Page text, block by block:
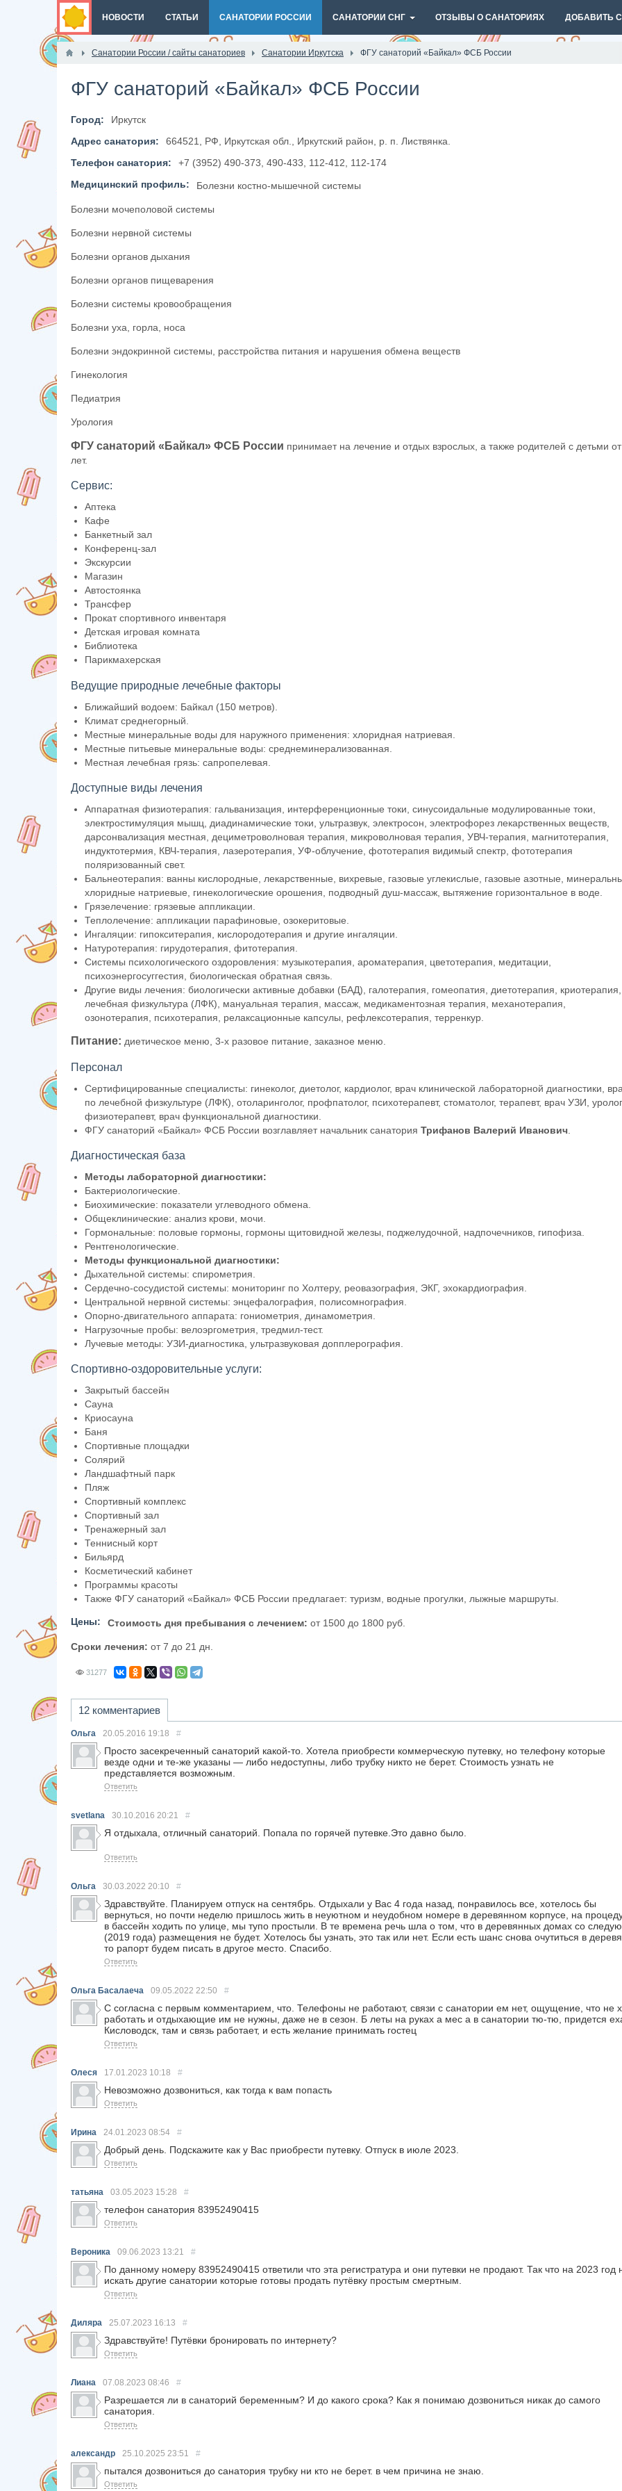
НОВОСТИ СТАТЬИ САНАТОРИИ РОССИИ САНАТОРИИ СНГ ОТЗЫВЫ О САНАТОРИЯХ ДОБАВИТЬ
Санатории России / сайты санаториев Санатории Иркутска ФГУ санаторий «Байкал» ФСБ России
ФГУ санаторий «Байкал» ФСБ России
Город:
Иркутск
Адрес санатория:
664521, РФ, Иркутская обл., Иркутский район, р. п. Листвянка.
Телефон санатория:
+7 (3952) 490-373, 490-433, 112-412, 112-174
Медицинский профиль:
Болезни костно-мышечной системы
Болезни мочеполовой системы
Болезни нервной системы
Болезни органов дыхания
Болезни органов пищеварения
Болезни системы кровообращения
Болезни уха, горла, носа
Болезни эндокринной системы, расстройства питания и нарушения обмена веществ
Гинекология
Педиатрия
Урология
ФГУ санаторий «Байкал» ФСБ России принимает на лечение и отдых взрослых, а также родителей с детьми
лет.
Сервис:
Аптека
Кафе
Банкетный зал
Конференц-зал
Экскурсии
Магазин
Автостоянка
Трансфер
Прокат спортивного инвентаря
Детская игровая комната
Библиотека
Парикмахерская
Ведущие природные лечебные факторы
Ближайший водоем: Байкал (150 метров).
Климат среднегорный.
Местные минеральные воды для наружного применения: хлоридная натриевая.
Местные питьевые минеральные воды: среднеминерализованная.
Местная лечебная грязь: сапропелевая.
Доступные виды лечения
Аппаратная физиотерапия: гальванизация, интерференционные токи, синусоидальные модулированные токи,
электростимуляция мышц, диадинамические токи, ультразвук, электросон, электрофорез лекарственных веществ,
дарсонвализация местная, дециметроволновая терапия, микроволновая терапия, УВЧ-терапия, магнитотерапия,
индуктотермия, КВЧ-терапия, лазеротерапия, УФ-облучение, фототерапия видимый спектр, фототерапия
поляризованный свет.
Бальнеотерапия: ванны кислородные, лекарственные, вихревые, газовые углекислые, газовые азотные,
хлоридные натриевые, гинекологические орошения, подводный душ-массаж, вытяжение горизонтальное в воде.
Грязелечение: грязевые аппликации.
Теплолечение: аппликации парафиновые, озокеритовые.
Ингаляции: гипокситерапия, кислородотерапия и другие ингаляции.
Натуротерапия: гирудотерапия, фитотерапия.
Системы психологического оздоровления: музыкотерапия, ароматерапия, цветотерапия, медитации,
психоэнергосуггестия, биологическая обратная связь.
Другие виды лечения: биологически активные добавки (БАД), галотерапия, гомеопатия, диетотерапия, криотерапия,
лечебная физкультура (ЛФК), мануальная терапия, массаж, медикаментозная терапия, механотерапия,
озонотерапия, психотерапия, релаксационные капсулы, рефлексотерапия, терренкур.
Питание: диетическое меню, 3-х разовое питание, заказное меню.
Персонал
Сертифицированные специалисты: гинеколог, диетолог, кардиолог, врач клинической лабораторной диагностики,
по лечебной физкультуре (ЛФК), отоларинголог, профпатолог, психотерапевт, стоматолог, терапевт, врач УЗИ,
физиотерапевт, врач функциональной диагностики.
ФГУ санаторий «Байкал» ФСБ России возглавляет начальник санатория Трифанов Валерий Иванович
Диагностическая база
Методы лабораторной диагностики:
Бактериологические.
Биохимические: показатели углеводного обмена.
Общеклинические: анализ крови, мочи.
Гормональные: половые гормоны, гормоны щитовидной железы, поджелудочной, надпочечников, гипофиза.
Рентгенологические.
Методы функциональной диагностики:
Дыхательной системы: спирометрия.
Сердечно-сосудистой системы: мониторинг по Холтеру, реовазография, ЭКГ, эхокардиография.
Центральной нервной системы: энцефалография, полисомнография.
Опорно-двигательного аппарата: гониометрия, динамометрия.
Нагрузочные пробы: велоэргометрия, тредмил-тест.
Лучевые методы: УЗИ-диагностика, ультразвуковая допплерография.
Спортивно-оздоровительные услуги:
Закрытый бассейн
Сауна
Криосауна
Баня
Спортивные площадки
Солярий
Ландшафтный парк
Пляж
Спортивный комплекс
Спортивный зал
Тренажерный зал
Теннисный корт
Бильярд
Косметический кабинет
Программы красоты
Также ФГУ санаторий «Байкал» ФСБ России предлагает: туризм, водные прогулки, лыжные маршруты.
Цены: Стоимость дня пребывания с лечением: от 1500 до 1800 руб.
Сроки лечения: от 7 до 21 дн.
31277
12 комментариев
Ольга 20.05.2016 19:18 #
Просто засекреченный санаторий какой-то. Хотела приобрести коммерческую путевку, но телефону которые
везде одни и те-же указаны — либо недоступны, либо трубку никто не берет. Стоимость узнать не
представляется возможным.
Ответить
svetlana 30.10.2016 20:21 #
Я отдыхала, отличный санаторий. Попала по горячей путевке.Это давно было.
Ответить
Ольга 30.03.2022 20:10 #
Здравствуйте. Планируем отпуск на сентябрь. Отдыхали у Вас 4 года назад, понравилось все, хотелось бы
вернуться, но почти неделю пришлось жить в неуютном и неудобном номере в деревянном корпусе, на
в бассейн ходить по улице, мы тупо простыли. В те времена речь шла о том, что в деревянных домах со
(2019 года) размещения не будет. Хотелось бы узнать, это так или нет. Если есть шанс снова очутиться в
то рапорт будем писать в другое место. Спасибо.
Ответить
Ольга Басалаеча 09.05.2022 22:50 #
С согласна с первым комментарием, что. Телефоны не работают, связи с санатории ем нет, ощущение, что не
работать и отдыхающие им не нужны, даже не в сезон. Б леты на руках а мес а в санатории тю-тю, придется
Кисловодск, там и связь работает, и есть желание принимать гостец
Ответить
Олеся 17.01.2023 10:18 #
Невозможно дозвониться, как тогда к вам попасть
Ответить
Ирина 24.01.2023 08:54 #
Добрый день. Подскажите как у Вас приобрести путевку. Отпуск в июле 2023.
Ответить
татьяна 03.05.2023 15:28 #
телефон санатория 83952490415
Ответить
Вероника 09.06.2023 13:21 #
По данному номеру 83952490415 ответили что эта регистратура и они путевки не продают. Так что на 2023 год
искать другие санатории которые готовы продать путёвку простым смертным.
Ответить
Диляра 25.07.2023 16:13 #
Здравствуйте! Путёвки бронировать по интернету?
Ответить
Лиана 07.08.2023 08:46 #
Разрешается ли в санаторий беременным? И до какого срока? Как я понимаю дозвониться никак до самого
санатория.
Ответить
александр 25.10.2025 23:51 #
пытался дозвониться до санатория трубку ни кто не берет. в чем причина не знаю.
Ответить